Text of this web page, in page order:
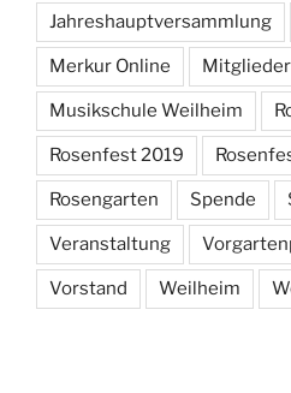
Jahreshauptversammlung
Merkur Online
Musikschule Weilheim
Rosenfest 2019
Rosengarten Spende
Veranstaltung
Vorstand Weilheim